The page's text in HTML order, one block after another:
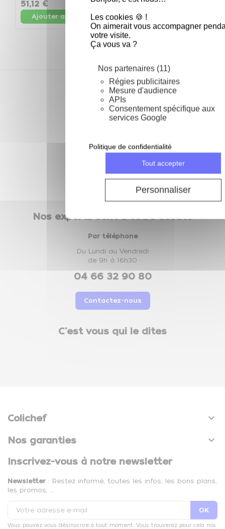
Les cookies 🍪 !
On aimerait vous accompagner
votre visite.
Ça vous va ?
Nos partenaires (11)
Régies publicitaires
Mesure d'audience
APIs
Consentement spécifique aux
services Google
Tout accepter
Personnaliser
Politique de confidentialité
51,12 €
Ajouter au panier
51,12 €
Ajouter au panier
Depuis 2002
des prix compétitifs toute l'année
28 jours pour échanger
Livraison gratuite
Paiements sécurisés
Nos experts sont à votre écoute
Par téléphone
Du Lundi au Vendredi
de 9h à 16h30
04 66 32 90 80
Contactez-nous
C'est vous qui le dites
Colichef 
Nos garanties 
Inscrivez-vous à notre newsletter
Newsletter : Restez informé, toutes les infos, les bons plans,
les promos, …
Vous pouvez vous désinscrire à tout moment. Vous trouverez pour cela nos